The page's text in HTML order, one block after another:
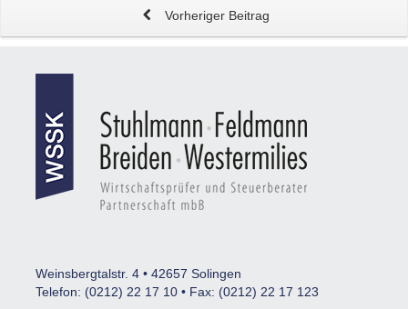
Vorheriger Beitrag
Weinsbergtalstr. 4 • 42657 Solingen
Telefon: (0212) 22 17 10 • Fax: (0212) 22 17 123